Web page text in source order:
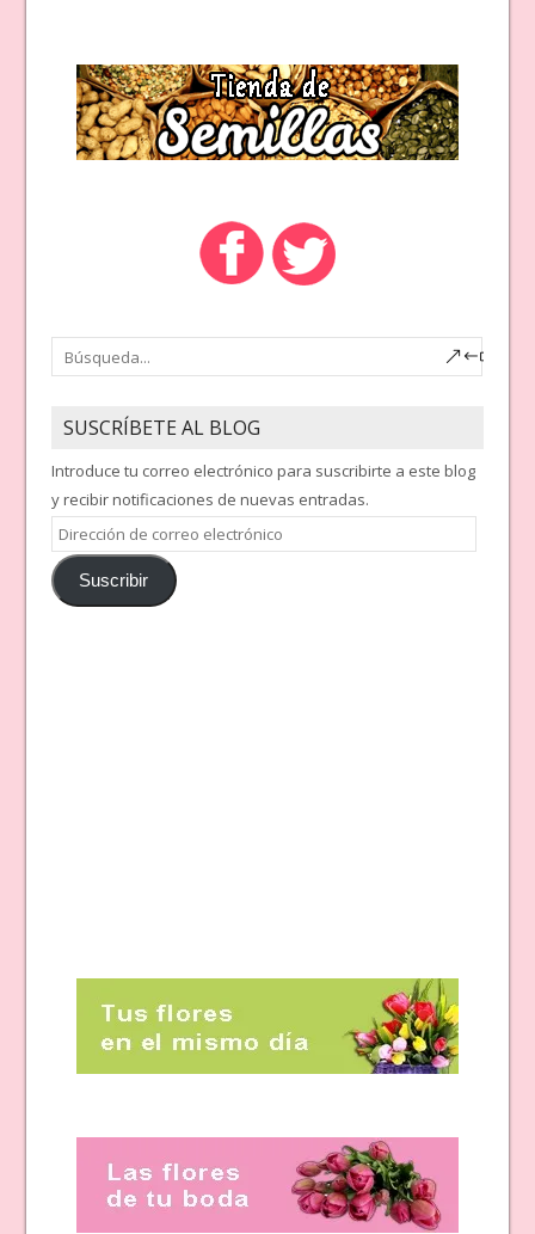
SUSCRÍBETE AL BLOG
Introduce tu correo electrónico para suscribirte a este blog
y recibir notificaciones de nuevas entradas.
Dirección
de
correoSuscribir